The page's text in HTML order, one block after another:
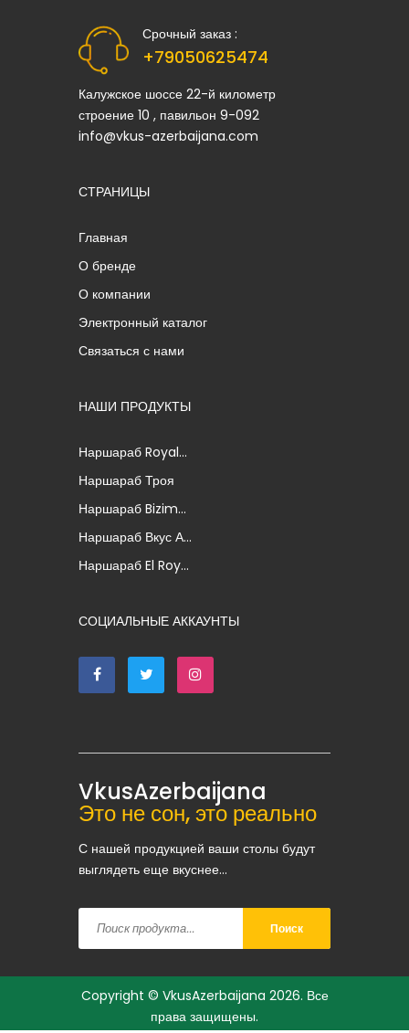
Срочный заказ :
+79050625474
Калужское шоссе 22-й километр
строение 10 , павильон 9-092
info@vkus-azerbaijana.com
СТРАНИЦЫ
Главная
О бренде
О компании
Электронный каталог
Связаться с нами
НАШИ ПРОДУКТЫ
Наршараб Royal...
Наршараб Троя
Наршараб Bizim...
Наршараб Вкус А...
Наршараб El Roy...
СОЦИАЛЬНЫЕ АККАУНТЫ
VkusAzerbaijana
Это не сон, это реально
С нашей продукцией ваши столы будут
выглядеть еще вкуснее...
Поиск
Copyright © VkusAzerbaijana 2026. Все
права защищены.